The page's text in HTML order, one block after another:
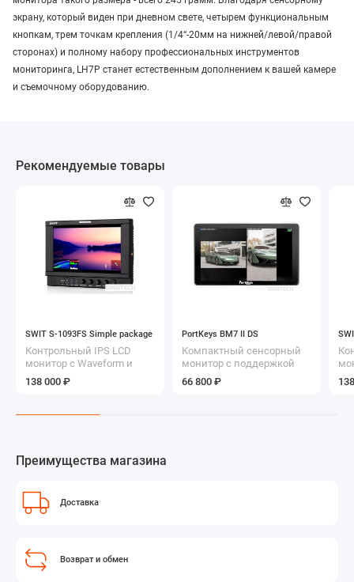
экрану, который виден при дневном свете, четырем функциональным
кнопкам, трем точкам крепления (1/4“-20мм на нижней/левой/правой
сторонах) и полному набору профессиональных инструментов
мониторинга, LH7P станет естественным дополнением к вашей камере
и съемочному оборудованию.
Рекомендуемые товары
SWIT S-1093FS Simple package
Контрольный IPS LCD
монитор c Waveform и
площадкой S-7004S в
стандартной
138 000 ₽
PortKeys BM7 II DS
Компактный сенсорный
монитор с поддержкой
3DLUT и беспроводным
управлением
66 800 ₽
Преимущества магазина
Доставка
Возврат и обмен